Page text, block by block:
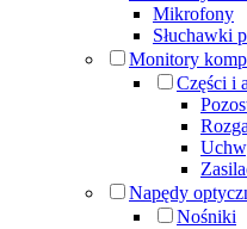
Mikrofony
Słuchawki
Monitory
Części i
Napędy
Nośniki